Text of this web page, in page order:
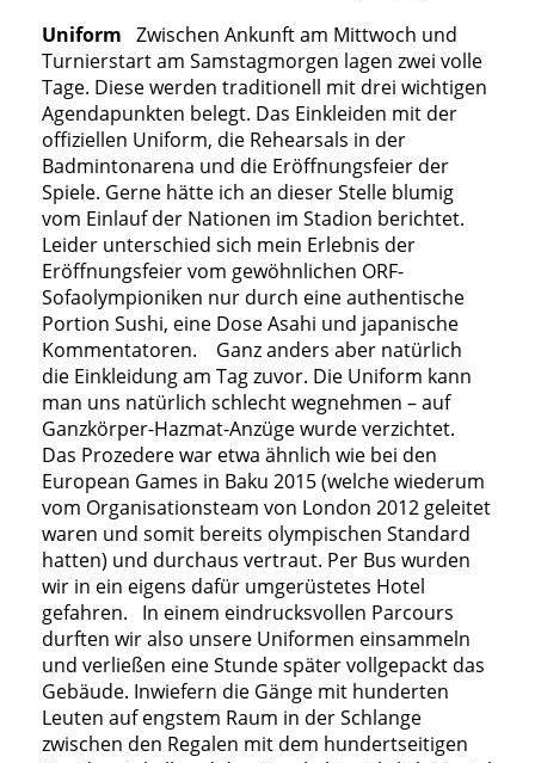
Uniform Zwischen Ankunft am Mittwoch und
Turnierstart am Samstagmorgen lagen zwei volle
Tage. Diese werden traditionell mit drei wichtigen
Agendapunkten belegt. Das Einkleiden mit der
offiziellen Uniform, die Rehearsals in der
Badmintonarena und die Eröffnungsfeier der
Spiele. Gerne hätte ich an dieser Stelle blumig
vom Einlauf der Nationen im Stadion berichtet.
Leider unterschied sich mein Erlebnis der
Eröffnungsfeier vom gewöhnlichen ORF-
Sofaolympioniken nur durch eine authentische
Portion Sushi, eine Dose Asahi und japanische
Kommentatoren. Ganz anders aber natürlich
die Einkleidung am Tag zuvor. Die Uniform kann
man uns natürlich schlecht wegnehmen – auf
Ganzkörper-Hazmat-Anzüge wurde verzichtet.
Das Prozedere war etwa ähnlich wie bei den
European Games in Baku 2015 (welche wiederum
vom Organisationsteam von London 2012 geleitet
waren und somit bereits olympischen Standard
hatten) und durchaus vertraut. Per Bus wurden
wir in ein eigens dafür umgerüstetes Hotel
gefahren. In einem eindrucksvollen Parcours
durften wir also unsere Uniformen einsammeln
und verließen eine Stunde später vollgepackt das
Gebäude. Inwiefern die Gänge mit hunderten
Leuten auf engstem Raum in der Schlange
zwischen den Regalen mit dem hundertseitigen